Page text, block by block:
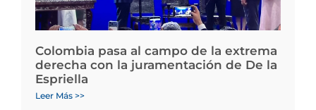
Colombia pasa al campo de la extrema
derecha con la juramentación de De la
Espriella
Leer Más >>